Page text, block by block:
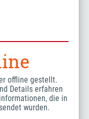
offline gestellt.
Details erfahren
die in
wurden.